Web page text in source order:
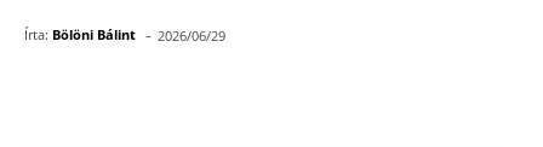
Írta: Bölöni Bálint - 2026/06/29